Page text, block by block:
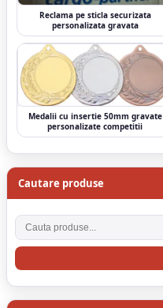
Cautare produse
Cauta produse
Reclama pe sticla securizata
personalizata gravata
Medalii cu insertie 50mm gravate
personalizate competitii